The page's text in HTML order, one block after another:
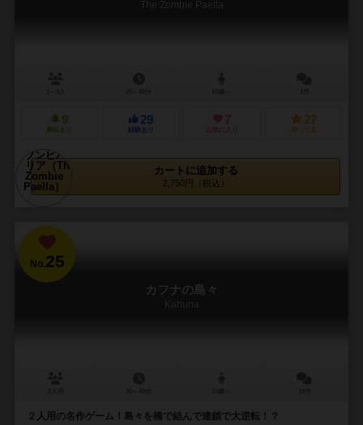
The Zombie Paella
9
興味あり
29
経験あり
7
お気に入り
27
持ってる
カートに追加する
2,750円（税込）
No.25
カフナの島々
Kahuna
２人用の名作ゲーム！島々を橋で結んで連鎖で大逆転！？